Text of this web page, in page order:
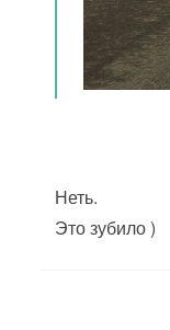
Неть.
Это зубило )